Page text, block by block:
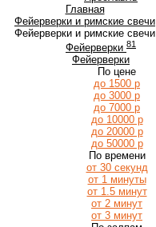
Главная
Фейерверки и римские свечи
Фейерверки и римские свечи
Фейерверки 81
Фейерверки
По цене
до 1500 р
до 3000 р
до 7000 р
до 10000 р
до 20000 р
до 50000 р
По времени
от 30 секунд
от 1 минуты
от 1.5 минут
от 2 минут
от 3 минут